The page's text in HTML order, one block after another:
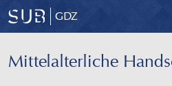
GDZ
Mittelalterliche